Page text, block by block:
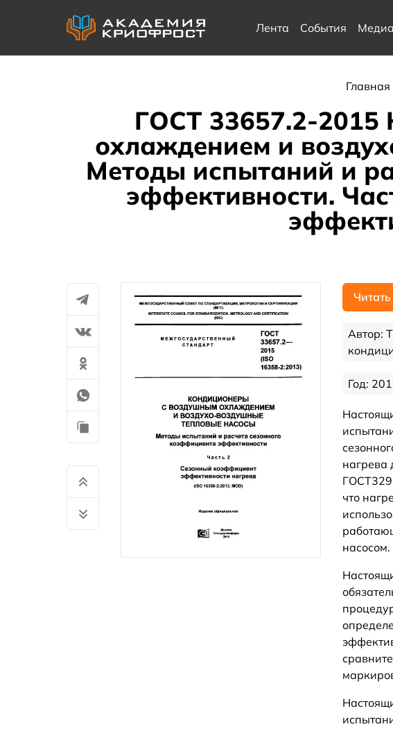
Лента События
Главная
ГОСТ 33657.2-
охлаждением и
Методы испытаний и
эффективности.
Читать
Автор:
Год:
нагрева
что
насосом.